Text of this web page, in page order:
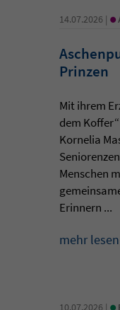
14.07.2026 | •
Prinzen
Mit ihrem
dem
Kornelia
Menschen
Erinnern ...
mehr lesen
10.07.2026 |